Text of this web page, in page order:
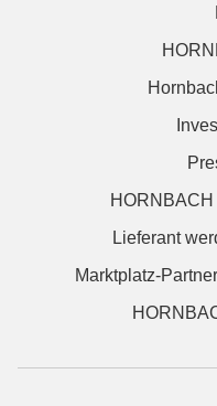
Lieferant
Marktplatz-